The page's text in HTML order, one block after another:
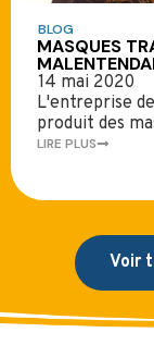
BLOG
MASQUES
14 mai 2020
L'entreprise
produit des
LIRE PLUS
Voir